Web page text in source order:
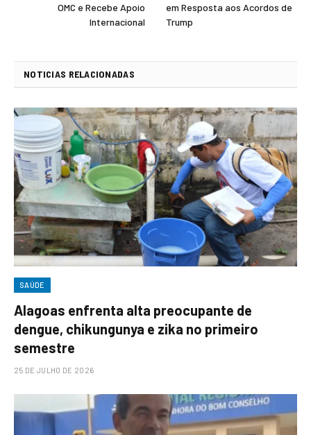
OMC e Recebe Apoio
Internacional
em Resposta aos Acordos de
Trump
NOTICIAS RELACIONADAS
SAÚDE
Alagoas enfrenta alta preocupante de
dengue, chikungunya e zika no primeiro
semestre
25 DE JULHO DE 2026